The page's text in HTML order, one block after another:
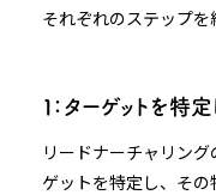
それぞれのステップを
１：ターゲットを特
リードナーチャリン
ゲットを特定し、そ